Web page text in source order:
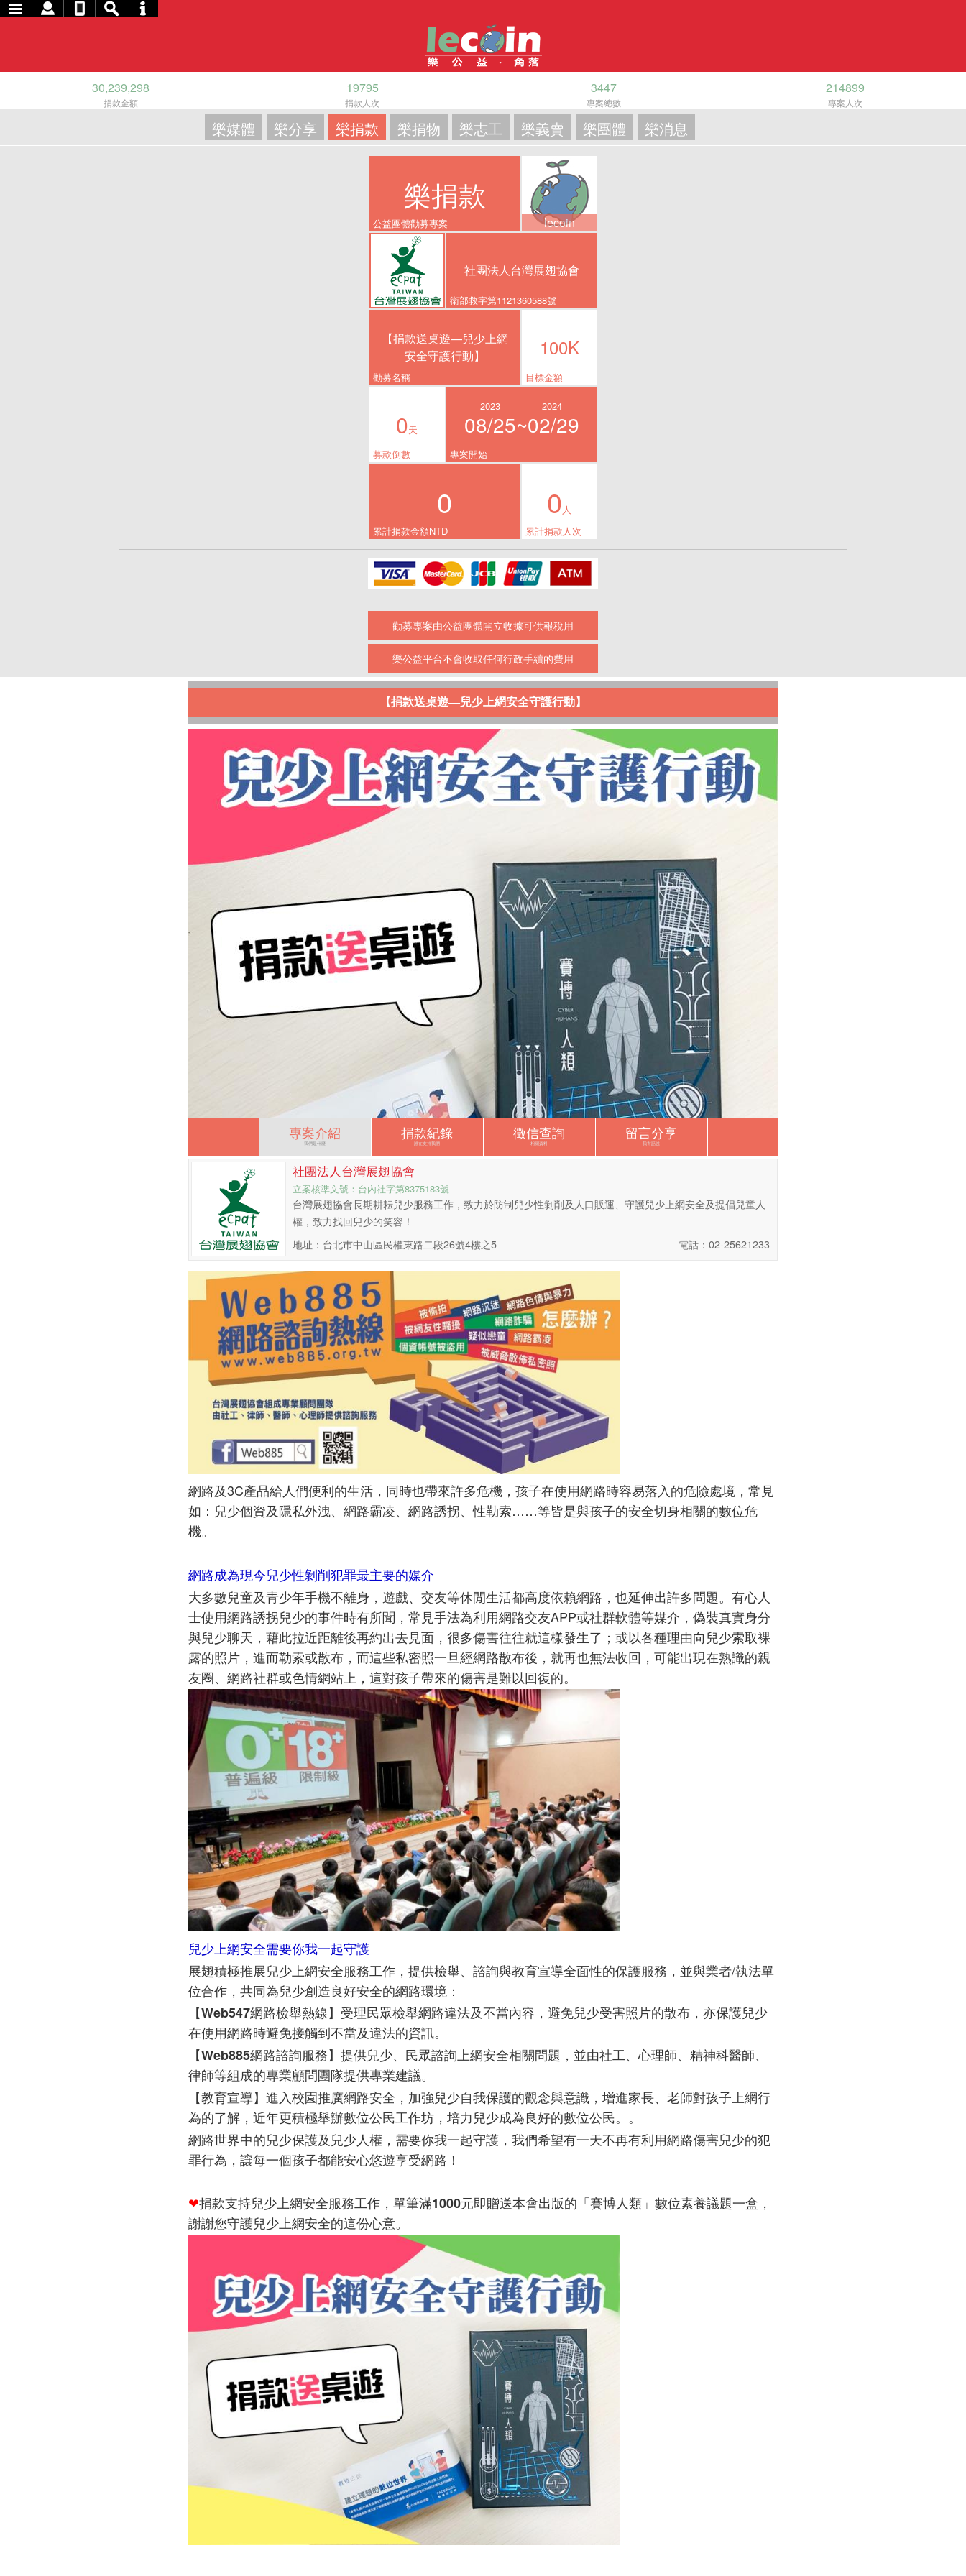
30,239,298
捐款金額
19795
捐款人次
3447
專案總數
214899
專案人次
樂媒體 樂分享 樂捐款 樂捐物 樂志工 樂義賣 樂團體 樂消息
樂捐款
公益團體勸募專案 lecoin
社團法人台灣展翅協會
衛部救字第1121360588號
【捐款送桌遊—兒少上網
安全守護行動】
勸募名稱
100K
目標金額
0天
募款倒數
2023
08/25~
2024
02/29
專案開始
0
累計捐款金額NTD
0人
累計捐款人次
勸募專案由公益團體開立收據可供報稅用
樂公益平台不會收取任何行政手續的費用
【捐款送桌遊—兒少上網安全守護行動】
專案介紹
我們是什麼
捐款紀錄
誰在支持我們
徵信查詢
相關資料
留言分享
我有話說
社團法人台灣展翅協會
立案核準文號：台內社字第8375183號
台灣展翅協會長期耕耘兒少服務工作，致力於防制兒少性剝削及人口販運、守護兒少上網安全及提倡兒童人
權，致力找回兒少的笑容！
地址：台北巿中山區民權東路二段26號4樓之5
電話：02-25621233
網路及3C產品給人們便利的生活，同時也帶來許多危機，孩子在使用網路時容易落入的危險處境，常見
如：兒少個資及隱私外洩、網路霸凌、網路誘拐、性勒索……等皆是與孩子的安全切身相關的數位危
機。
網路成為現今兒少性剝削犯罪最主要的媒介
大多數兒童及青少年手機不離身，遊戲、交友等休閒生活都高度依賴網路，也延伸出許多問題。有心人
士使用網路誘拐兒少的事件時有所聞，常見手法為利用網路交友APP或社群軟體等媒介，偽裝真實身分
與兒少聊天，藉此拉近距離後再約出去見面，很多傷害往往就這樣發生了；或以各種理由向兒少索取裸
露的照片，進而勒索或散布，而這些私密照一旦經網路散布後，就再也無法收回，可能出現在熟識的親
友圈、網路社群或色情網站上，這對孩子帶來的傷害是難以回復的。
兒少上網安全需要你我一起守護
展翅積極推展兒少上網安全服務工作，提供檢舉、諮詢與教育宣導全面性的保護服務，並與業者/執法單
位合作，共同為兒少創造良好安全的網路環境：
【Web547網路檢舉熱線】 受理民眾檢舉網路違法及不當內容，避免兒少受害照片的散布，亦保護兒少
在使用網路時避免接觸到不當及違法的資訊。
【Web885網路諮詢服務】 提供兒少、民眾諮詢上網安全相關問題，並由社工、心理師、精神科醫師、
律師等組成的專業顧問團隊提供專業建議。
【教育宣導】 進入校園推廣網路安全，加強兒少自我保護的觀念與意識，增進家長、老師對孩子上網行
為的了解，近年更積極舉辦數位公民工作坊，培力兒少成為良好的數位公民。。
網路世界中的兒少保護及兒少人權，需要你我一起守護，我們希望有一天不再有利用網路傷害兒少的犯
罪行為，讓每一個孩子都能安心悠遊享受網路！
❤捐款支持兒少上網安全服務工作，單筆滿1000元即贈送本會出版的「賽博人類」數位素養議題一盒，
謝謝您守護兒少上網安全的這份心意。